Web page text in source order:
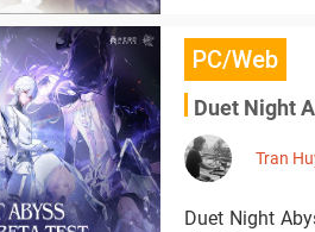
PC/Web
Duet Night
Tran
Duet Night